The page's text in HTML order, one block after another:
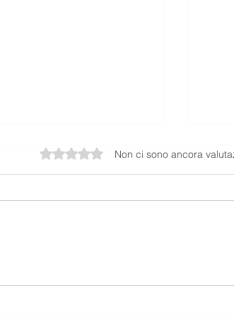
Valutazione 0 stelle su 5.
Non ci sono ancora